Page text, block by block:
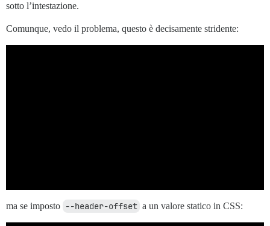
sotto l’intestazione.
Comunque, vedo il problema, questo è decisamente stridente:
ma se imposto --header-offset a un valore statico in CSS: